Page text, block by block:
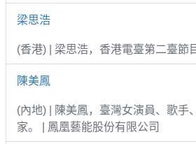
梁思浩
(香港) | 梁思浩，香港電臺第二臺節
陳美鳳
(內地) | 陳美鳳，臺灣女演員、歌手
家。 | 鳳凰藝能股份有限公司